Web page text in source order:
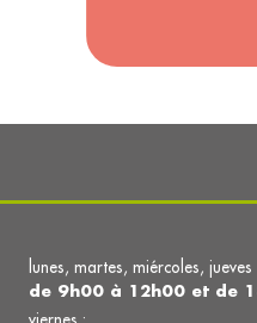
lunes, martes, miércoles, jueves
de 9h00 à 12h00 et de